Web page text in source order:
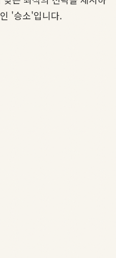
'승소'입니다.